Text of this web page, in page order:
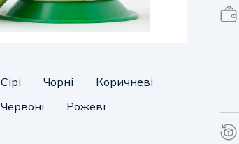
Сірі Чорні
Коричневі
Червоні
Рожеві